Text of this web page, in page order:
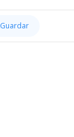
Guardar